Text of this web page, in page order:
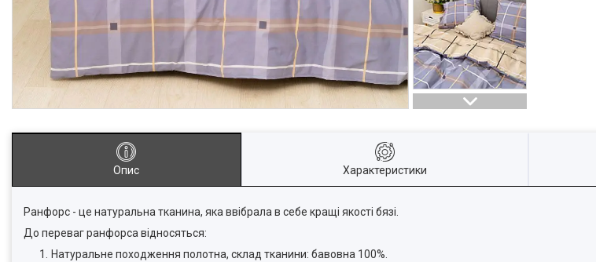
Опис Характеристики
Ранфорс - це натуральна тканина, яка ввібрала в себе кращі якості бязі.
До переваг ранфорса відносяться:
Натуральне походження полотна, склад тканини: бавовна 100%.